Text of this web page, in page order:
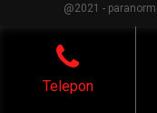
@2021 -
Telepon